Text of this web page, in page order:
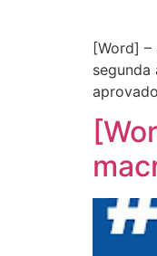
[Word]